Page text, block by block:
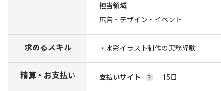
担当領域
広告・デザイン・イベント
求めるスキル ・水彩イラスト制作の実務経験
精算・お支払い 支払いサイト 15日